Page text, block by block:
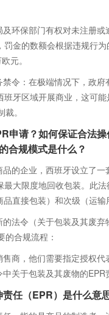
环保部门有权对未注册或
罚金的数额会根据违规行
元。
令：在极端情况下，政府
牙区域开展商业，这可能
。
申请？如何保证合法
合规模式是什么？
的企业，西班牙设立了一
最大限度地回收包装。此
直接包装）和次级（运输
法令（关于包装及其废弃
合规流程：
商，他们需要指定授权代
关于包装及其废物的EPR
任（EPR）是什么意